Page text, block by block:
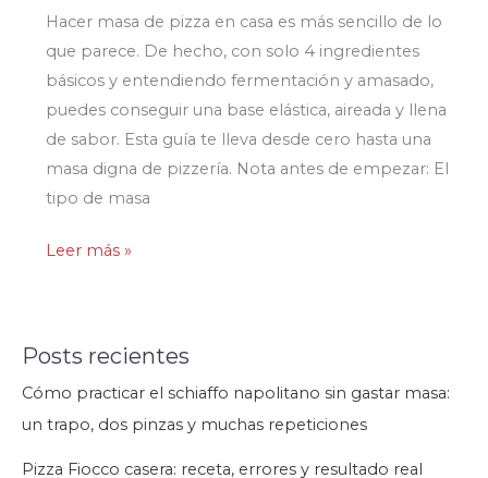
Hacer masa de pizza en casa es más sencillo de lo
que parece. De hecho, con solo 4 ingredientes
básicos y entendiendo fermentación y amasado,
puedes conseguir una base elástica, aireada y llena
de sabor. Esta guía te lleva desde cero hasta una
masa digna de pizzería. Nota antes de empezar: El
tipo de masa
Cómo
Pizza
Casera
y
Leer más »
Posts recientes
Cómo practicar el schiaffo napolitano sin gastar masa:
un trapo, dos pinzas y muchas repeticiones
Pizza Fiocco casera: receta, errores y resultado real